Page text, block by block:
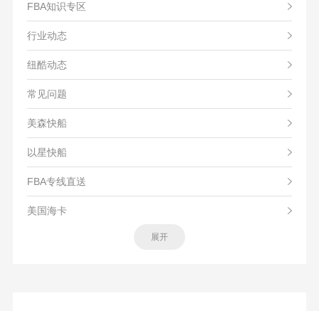
FBA知识专区
行业动态
纽酷动态
常见问题
美森快船
以星快船
FBA专线直送
美国海卡
展开